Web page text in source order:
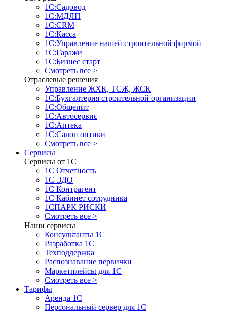
1С:Садовод
1С:МДЛП
1С:CRM
1С:Касса
1С:Управление нашей строительной фирмой
1С:Гаражи
1С:Бизнес старт
Смотреть все >
Отраслевые решения
Управление ЖХК, ТСЖ, ЖСК
1С:Бухгалтерия строительной организации
1С:Общепит
1С:Автосервис
1С:Аптека
1С:Салон оптики
Смотреть все >
Сервисы
Сервисы от 1С
1С Отчетность
1С ЭДО
1С Контрагент
1С Кабинет сотрудника
1СПАРК РИСКИ
Смотреть все >
Наши сервисы
Консультанты 1С
Разработка 1С
Техподдержка
Распознавание первички
Маркетплейсы для 1С
Смотреть все >
Тарифы
Аренда 1С
Персональный сервер для 1С